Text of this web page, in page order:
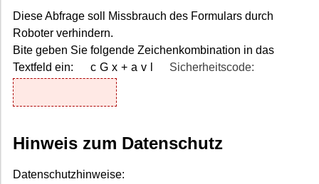
Diese Abfrage soll Missbrauch des Formulars durch
Roboter verhindern.
Bite geben Sie folgende Zeichenkombination in das
Textfeld ein:
cGx+avl Sicherheitscode:
Hinweis zum Datenschutz
Datenschutzhinweise: